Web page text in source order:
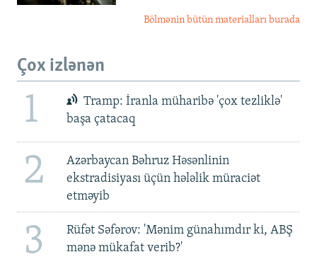
Bölmənin bütün materialları burada
Çox izlənən
1
Tramp: İranla müharibə 'çox tezliklə'
başa çatacaq
2
Azərbaycan Bəhruz Həsənlinin
ekstradisiyası üçün hələlik müraciət
etməyib
3
Rüfət Səfərov: 'Mənim günahımdır ki, ABŞ
mənə mükafat verib?'